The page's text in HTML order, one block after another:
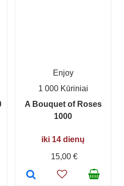
Enjoy
1 000 Kūriniai
A Bouquet of Roses
1000
iki 14 dienų
15,00 €